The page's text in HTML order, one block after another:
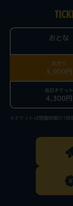
おとな
前売り
3,900円
当日チケット
4,300円
※チケットは閉園時間の1時